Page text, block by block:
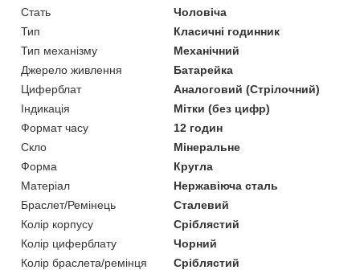
Стать
Чоловіча
Тип
Класичні годинник
Тип механізму
Механічний
Джерело живлення
Батарейка
Циферблат
Аналоговий (Стрілочний)
Індикація
Мітки (без цифр)
Формат часу
12 годин
Скло
Мінеральне
Форма
Кругла
Матеріал
Нержавіюча сталь
Браслет/Ремінець
Сталевий
Колір корпусу
Сріблястий
Колір циферблату
Чорний
Колір браслета/ремінця
Сріблястий